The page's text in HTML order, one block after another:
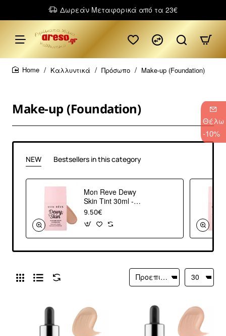
Θέλω
-10%
Δωρεάν Μεταφορικά από τα 23€
Καλλυντικά Πρόσωπο Make-up (Foundation)
Make-up (Foundation)
NEW Bestsellers in this category
Mon Reve Dewy
Skin Tint 30ml -
Ενυδατικό &
Λαμπερό
Φινίρισμα #51C
9.50€